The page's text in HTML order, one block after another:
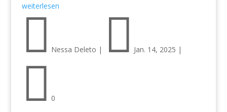
weiterlesen
 Nessa Deleto |  Jan. 14, 2025 |
 0